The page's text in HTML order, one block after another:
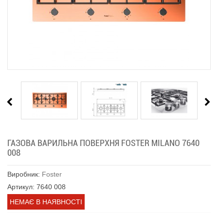
ГАЗОВА ВАРИЛЬНА ПОВЕРХНЯ FOSTER MILANO 7640
008
Виробник: Foster
Артикул: 7640 008
НЕМАЄ В НАЯВНОСТІ